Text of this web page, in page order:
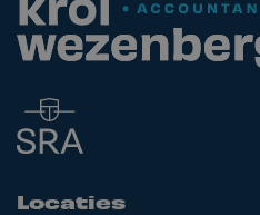
Locaties